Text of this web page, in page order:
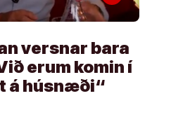
versnar bara
erum komin í
á húsnæði“